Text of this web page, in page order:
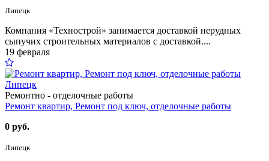
Липецк
Компания «Технострой» занимается доставкой нерудных
сыпучих строительных материалов с доставкой....
19 февраля
Ремонтно - отделочные работы
Ремонт квартир, Ремонт под ключ, отделочные работы
0 руб.
Липецк